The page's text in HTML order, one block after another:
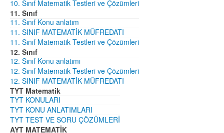
10. Sınıf Matematik Testleri ve Çözümleri
11. Sınıf
11. Sınıf Konu anlatım
11. SINIF MATEMATİK MÜFREDATI
11. Sınıf Matematik Testleri ve Çözümleri
12. Sınıf
12. Sınıf Konu anlatımı
12. Sınıf Matematik Testleri ve Çözümleri
12. SINIF MATEMATİK MÜFREDATI
TYT Matematik
TYT KONULARI
TYT KONU ANLATIMLARI
TYT TEST VE SORU ÇÖZÜMLERİ
AYT MATEMATİK